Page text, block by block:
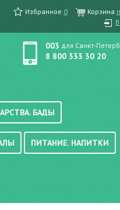
Избранное 0 Корзина
003 для Санкт-
8 800 333 30 20
краска для волос
БАДЫ
ПИТАНИЕ. НАПИТКИ